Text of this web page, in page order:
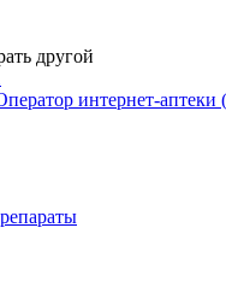
другой
интернет-аптеки